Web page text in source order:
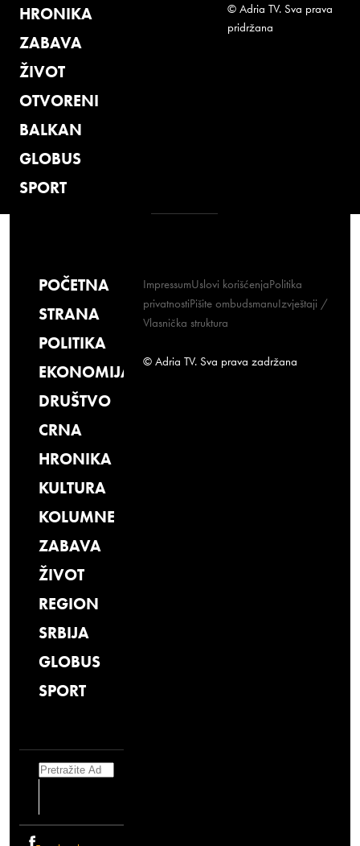
HRONIKA
ZABAVA
ŽIVOT
OTVORENI
BALKAN
GLOBUS
SPORT
© Adria TV. Sva prava
pridržana
POČETNA
STRANA
POLITIKA
EKONOMIJA
DRUŠTVO
CRNA
HRONIKA
KULTURA
KOLUMNE
ZABAVA
ŽIVOT
REGION
SRBIJA
GLOBUS
SPORT
Search
ImpressumUslovi korišćenjaPolitika
privatnostiPišite ombudsmanuIzvještaji /
Vlasnička struktura
© Adria TV. Sva prava zadržana